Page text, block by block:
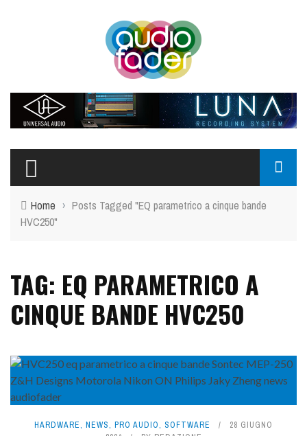
Home › Posts Tagged "EQ parametrico a cinque bande
HVC250"
TAG: EQ PARAMETRICO A
CINQUE BANDE HVC250
HARDWARE, NEWS, PRO AUDIO, SOFTWARE
28 GIUGNO